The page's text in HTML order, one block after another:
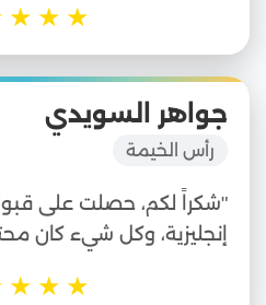
★
★
★
جواهر السويدي
رأس الخيمة
"شكراً لكم، حصلت على
إنجليزية، وكل شيء كان
★
★
★